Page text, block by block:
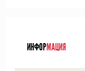
ИНФОРМАЦИЯ